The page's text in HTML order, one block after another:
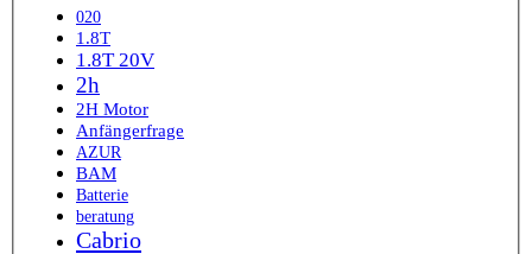
020
1.8T
1.8T 20V
2h
2H Motor
Anfängerfrage
AZUR
BAM
Batterie
beratung
Cabrio